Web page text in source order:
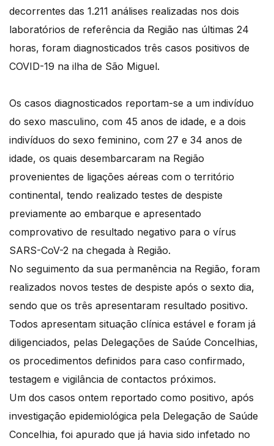
decorrentes das 1.211 análises realizadas nos dois
laboratórios de referência da Região nas últimas 24
horas, foram diagnosticados três casos positivos de
COVID-19 na ilha de São Miguel.
Os casos diagnosticados reportam-se a um indivíduo
do sexo masculino, com 45 anos de idade, e a dois
indivíduos do sexo feminino, com 27 e 34 anos de
idade, os quais desembarcaram na Região
provenientes de ligações aéreas com o território
continental, tendo realizado testes de despiste
previamente ao embarque e apresentado
comprovativo de resultado negativo para o vírus
SARS-CoV-2 na chegada à Região.
No seguimento da sua permanência na Região, foram
realizados novos testes de despiste após o sexto dia,
sendo que os três apresentaram resultado positivo.
Todos apresentam situação clínica estável e foram já
diligenciados, pelas Delegações de Saúde Concelhias,
os procedimentos definidos para caso confirmado,
testagem e vigilância de contactos próximos.
Um dos casos ontem reportado como positivo, após
investigação epidemiológica pela Delegação de Saúde
Concelhia, foi apurado que já havia sido infetado no